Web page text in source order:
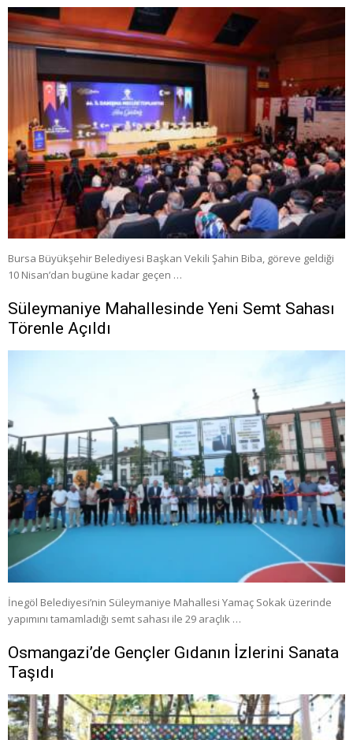
Bursa Büyükşehir Belediyesi Başkan Vekili Şahin Biba, göreve geldiği
10 Nisan’dan bugüne kadar geçen …
Süleymaniye Mahallesinde Yeni Semt Sahası
Törenle Açıldı
İnegöl Belediyesi’nin Süleymaniye Mahallesi Yamaç Sokak üzerinde
yapımını tamamladığı semt sahası ile 29 araçlık …
Osmangazi’de Gençler Gıdanın İzlerini Sanata
Taşıdı